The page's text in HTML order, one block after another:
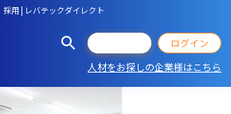
用 | レバテックダイレクト
ログイン
人材をお探しの企業様はこちら